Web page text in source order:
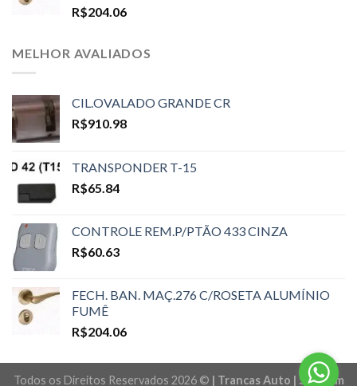
R$204.06
MELHOR AVALIADOS
CIL.OVALADO GRANDE CR
R$910.98
TRANSPONDER T-15
R$65.84
CONTROLE REM.P/PTÃO 433 CINZA
R$60.63
FECH. BAN. MAÇ.276 C/ROSETA ALUMÍNIO
FUMÊ
R$204.06
Todos os Direitos Reservados 2026 © | Trancas Auto | Sites em